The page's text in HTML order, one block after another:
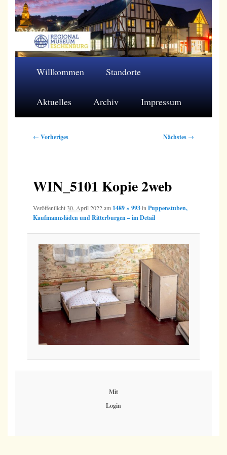
Zum
primären
Inhalt
Regionalmuseum Eschenburg e.V.
Willkommen Standorte
Aktuelles Archiv Impressum
Bilder-
← Vorheriges Nächstes →
WIN_5101 Kopie 2web
Veröffentlicht30. April 2022am 1489 × 993in Puppenstuben,
Kaufmannsläden und Ritterburgen – im Detail
Mit
Login